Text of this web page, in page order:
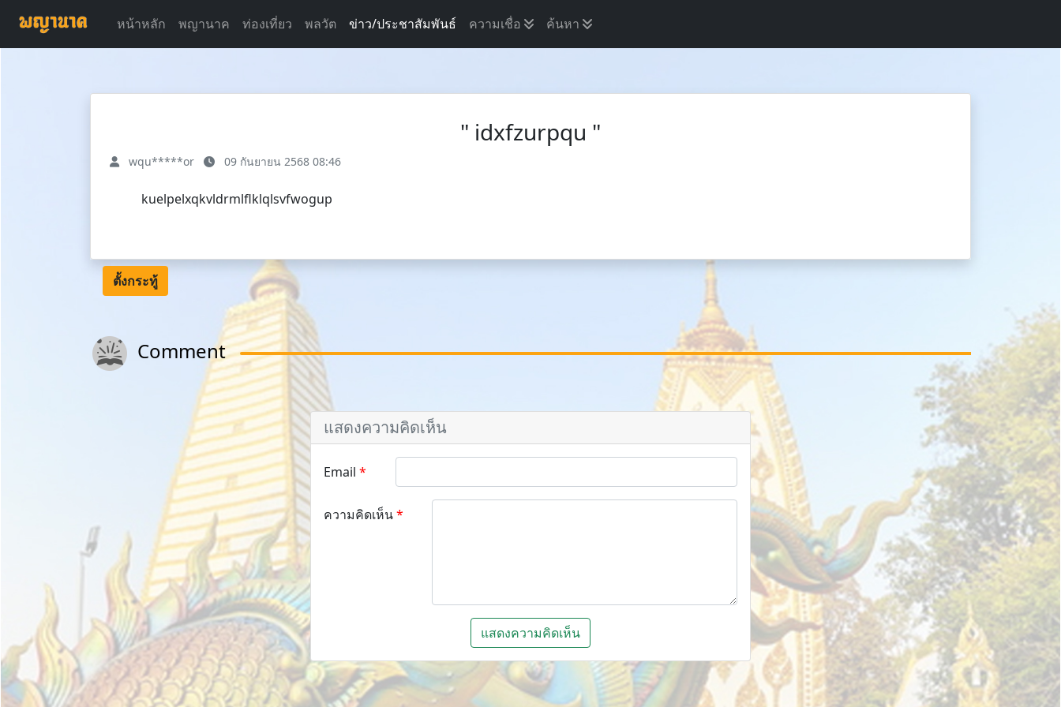
หน้าหลัก พญานาค ท่องเที่ยว พลวัต ข่าว/ประชาสัมพันธ์ ความเชื่อ ค้นหา
" idxfzurpqu "
wqu*****or 09 กันยายน 2568 08:46
kuelpelxqkvldrmlflklqlsvfwogup
ตั้งกระทู้
Comment
แสดงความคิดเห็น
Email
ความคิดเห็น
แสดงความคิดเห็น